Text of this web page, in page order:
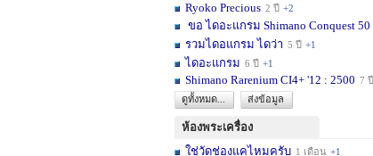
Ryoko Precious 2 ปี +2
ขอ ไดอะแกรม Shimano Conquest 50
รวมไดอแกรม ไดว่า 5 ปี +1
ไดอะแกรม 6 ปี +1
Shimano Rarenium CI4+ '12 : 2500 7 ปี
ดูทั้งหมด...
ส่งข้อมูล
ห้องพระเครื่อง
ใช่วัดช่องแคไหมครับ 1 เดือน +1